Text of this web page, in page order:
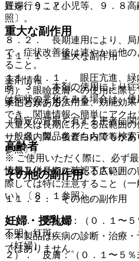
妊婦、９．７小児等、９．８
照〕。
８．２． 長期連用により、局
で、症状改善後は速やかに他
ること。
８．３． 本剤の使用により症
は症状の悪化をみる場合は、
（特定の背景を有する患者に
高齢者
大量又は長期にわたる広範囲
際しては特に注意すること（
い）〔８．１参照〕。
妊婦・授乳婦
（妊婦）
置を行うこと。
重大な副作用
１１．１． 重大な副作用
１１．１．１． 眼圧亢進、緑
明）：眼瞼皮膚への使用に際
すことがある。
大量又は長期にわたる広範囲
り、緑内障、後嚢白内障等があ
参照〕。
その他の副作用
１１．２． その他の副作用
１）． 過敏症：（０．１〜５
不明）紅斑。
２）． 皮膚：（０．１〜５％
薬剤情報
薬剤写真、用法用量、効能効
でき、関連情報へ簡単にアクセ
一般名、製品名どちらでも検索
※ ご使用いただく際に、必ず
情報も併せてご確認下さい。
※本製品は疾病の診断・治療・
ではありません。